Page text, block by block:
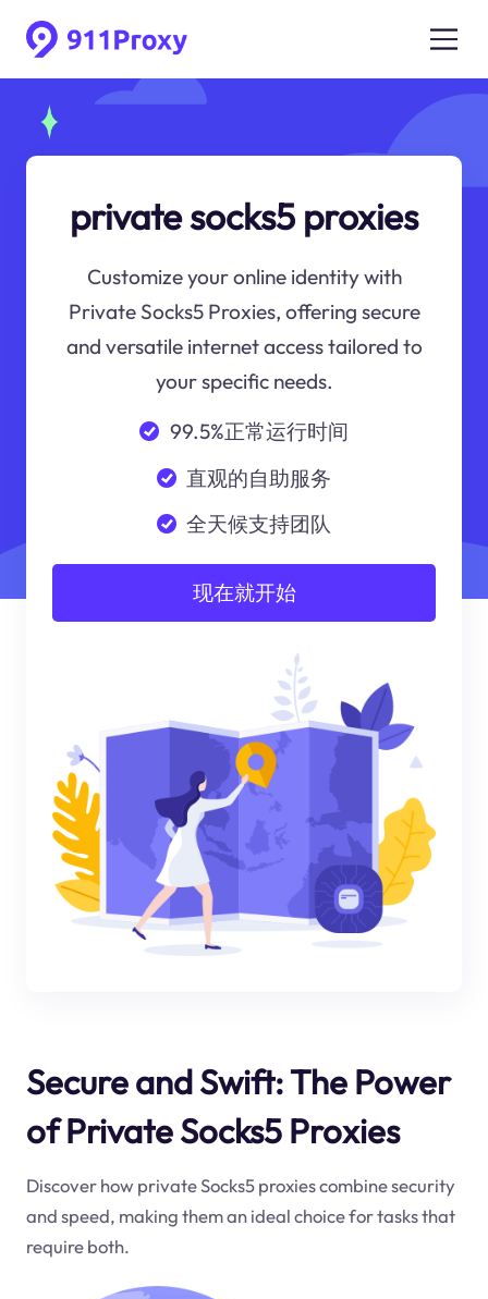
private socks5 proxies
Customize your online identity with
Private Socks5 Proxies, offering secure
and versatile internet access tailored to
your specific needs.
99.5%正常运行时间
直观的自助服务
全天候支持团队
现在就开始
Secure and Swift: The Power
of Private Socks5 Proxies
Discover how private Socks5 proxies combine security
and speed, making them an ideal choice for tasks that
require both.